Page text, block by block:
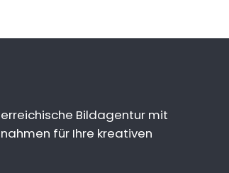
Bildagentur mit
für Ihre kreativen